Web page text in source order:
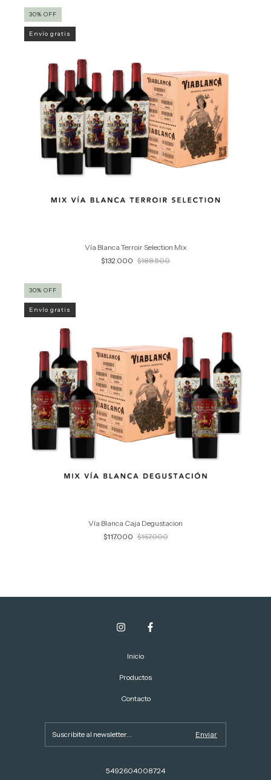
30% OFF
Envío gratis
Vía Blanca Terroir Selection Mix
$132.000 $188.500
30% OFF
Envío gratis
Vía Blanca Caja Degustacion
$117.000 $167.000
Inicio
Productos
Contacto
5492604008724